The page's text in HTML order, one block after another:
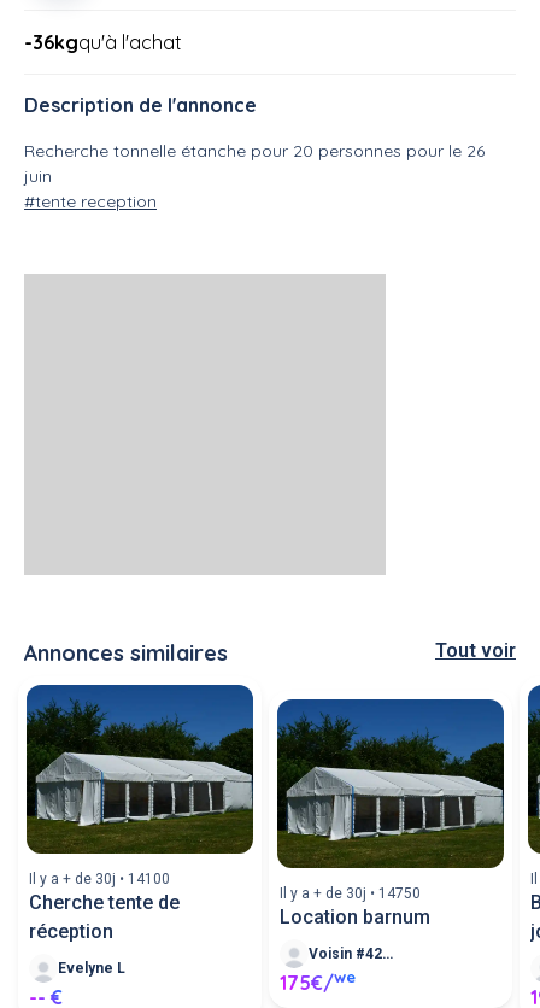
-36kgqu'à l'achat
Description de l'annonce
Recherche tonnelle étanche pour 20 personnes pour le 26
juin
#tente reception
Annonces similaires Tout voir
Il y a + de 30j • 14100
Cherche tente de
réception
Evelyne L
-- €
Il y a + de 30j • 14750
Location barnum
Voisin #429049
175€/we
Il